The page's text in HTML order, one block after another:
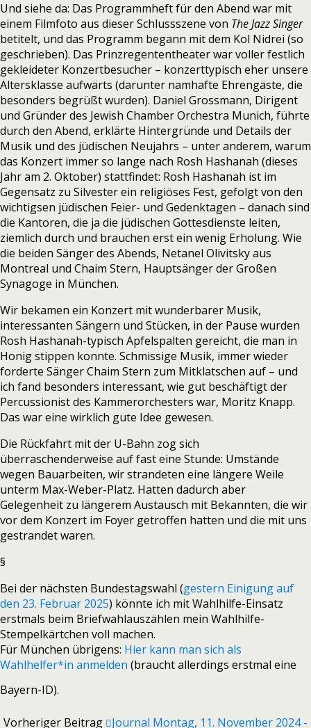
Und siehe da: Das Programmheft für den Abend war mit
einem Filmfoto aus dieser Schlussszene von The Jazz Singer
betitelt, und das Programm begann mit dem Kol Nidrei (so
geschrieben). Das Prinzregententheater war voller festlich
gekleideter Konzertbesucher – konzerttypisch eher unsere
Altersklasse aufwärts (darunter namhafte Ehrengäste, die
besonders begrüßt wurden). Daniel Grossmann, Dirigent
und Gründer des Jewish Chamber Orchestra Munich, führte
durch den Abend, erklärte Hintergründe und Details der
Musik und des jüdischen Neujahrs – unter anderem, warum
das Konzert immer so lange nach Rosh Hashanah (dieses
Jahr am 2. Oktober) stattfindet: Rosh Hashanah ist im
Gegensatz zu Silvester ein religiöses Fest, gefolgt von den
wichtigsen jüdischen Feier- und Gedenktagen – danach sind
die Kantoren, die ja die jüdischen Gottesdienste leiten,
ziemlich durch und brauchen erst ein wenig Erholung. Wie
die beiden Sänger des Abends, Netanel Olivitsky aus
Montreal und Chaim Stern, Hauptsänger der Großen
Synagoge in München.
Wir bekamen ein Konzert mit wunderbarer Musik,
interessanten Sängern und Stücken, in der Pause wurden
Rosh Hashanah-typisch Apfelspalten gereicht, die man in
Honig stippen konnte. Schmissige Musik, immer wieder
forderte Sänger Chaim Stern zum Mitklatschen auf – und
ich fand besonders interessant, wie gut beschäftigt der
Percussionist des Kammerorchesters war, Moritz Knapp.
Das war eine wirklich gute Idee gewesen.
Die Rückfahrt mit der U-Bahn zog sich
überraschenderweise auf fast eine Stunde: Umstände
wegen Bauarbeiten, wir strandeten eine längere Weile
unterm Max-Weber-Platz. Hatten dadurch aber
Gelegenheit zu längerem Austausch mit Bekannten, die wir
vor dem Konzert im Foyer getroffen hatten und die mit uns
gestrandet waren.
§
Bei der nächsten Bundestagswahl (gestern Einigung auf
den 23. Februar 2025) könnte ich mit Wahlhilfe-Einsatz
erstmals beim Briefwahlauszählen mein Wahlhilfe-
Stempelkärtchen voll machen.
Für München übrigens: Hier kann man sich als
Wahlhelfer*in anmelden (braucht allerdings erstmal eine
Bayern-ID).
Vorheriger Beitrag Journal Montag, 11. November 2024 -